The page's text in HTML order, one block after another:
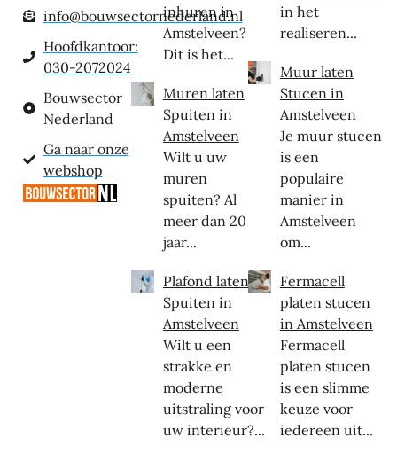
info@bouwsectornederland.nl
Hoofdkantoor:
030-2072024
Bouwsector
Nederland
Ga naar onze
webshop
inhuren in
Amstelveen?
Dit is het...
Muren laten
Spuiten in
Amstelveen
Wilt u uw
muren
spuiten? Al
meer dan 20
jaar...
Plafond laten
Spuiten in
Amstelveen
Wilt u een
strakke en
moderne
uitstraling voor
uw interieur?...
in het
realiseren...
Muur laten
Stucen in
Amstelveen
Je muur stucen
is een
populaire
manier in
Amstelveen
om...
Fermacell
platen stucen
in Amstelveen
Fermacell
platen stucen
is een slimme
keuze voor
iedereen uit...